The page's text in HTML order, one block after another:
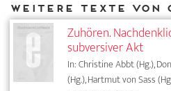
Zuhören.
subversiver Akt
In: Christine Abbt (Hg.),
(Hg.), Hartmut von Sass